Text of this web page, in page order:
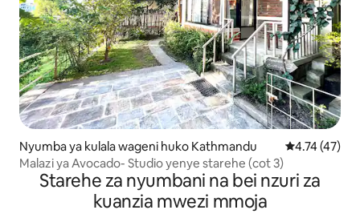
Nyumba ya kulala wageni huko Kathmandu Ukadiriaji wa
4.74 (47)
Malazi ya Avocado- Studio yenye starehe (cot 3)
Starehe za nyumbani na bei nzuri za
kuanzia mwezi mmoja